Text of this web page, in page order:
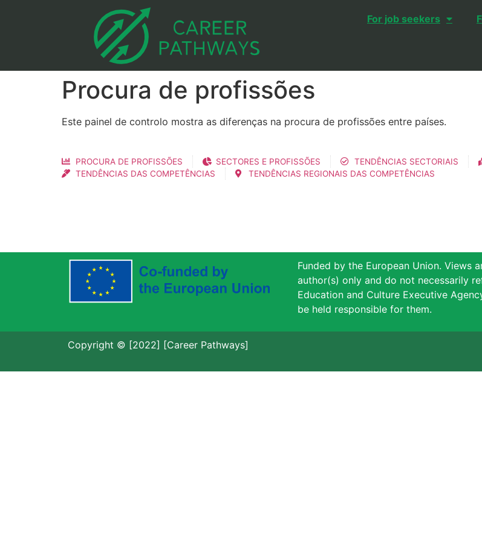
For job seekers
Procura de profissões
Este painel de controlo mostra as diferenças na procura de profissões entre países.
PROCURA DE PROFISSÕES SECTORES E PROFISSÕES TENDÊNCIAS SECTORIAIS
TENDÊNCIAS DAS COMPETÊNCIAS
TENDÊNCIAS REGIONAIS DAS COMPETÊNCIAS
Funded by the European Union. Views
author(s) only and do not necessarily
Education and Culture Executive
be held responsible for them.
Copyright © [2022] [Career Pathways]